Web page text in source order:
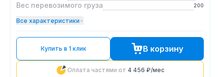
Вес перевозимого груза 200
Все характеристики
Купить в 1 клик В корзину
Оплата частями от 4 456 ₽/мес